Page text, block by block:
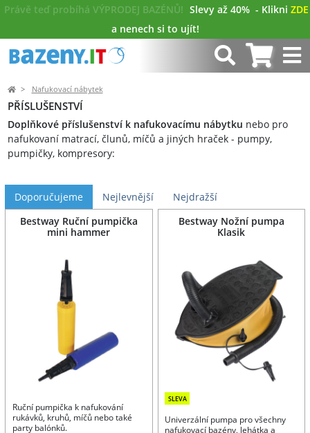
Právě teď probíhá VÝPRODEJ BAZÉNŮ! Slevy až 40% - Klikni ZDE
a nenech si to ujít!
Nafukovací nábytek
PŘÍSLUŠENSTVÍ
Doplňkové příslušenství k nafukovacímu nábytku nebo pro
nafukovaní matrací, člunů, míčů a jiných hraček- pumpy,
pumpičky, kompresory:
Doporučujeme Nejlevnější
Nejdražší
Bestway Ruční pumpička
mini hammer
Ruční pumpička k nafukování
rukávků, kruhů, míčů nebo také
party balónků.
Bestway Nožní pumpa
Klasik
SLEVA
Univerzální pumpa pro všechny
nafukovací bazény, lehátka a